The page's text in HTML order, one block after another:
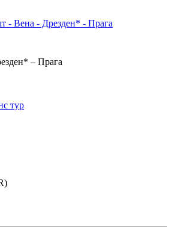
- Вена - Дрезден* - Прага
– Прага
тур